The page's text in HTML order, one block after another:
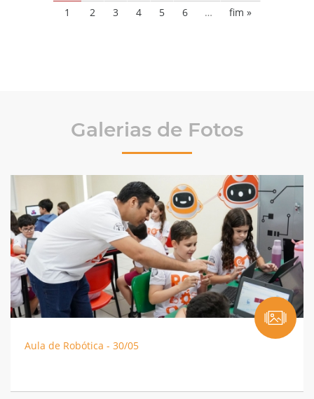
1 2 3 4 5 6 … fim »
Galerias de Fotos
Aula de Robótica - 30/05